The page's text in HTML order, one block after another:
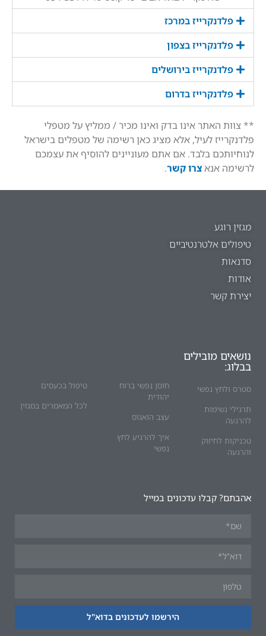
פלדנקרייז במרכז
פלדנקרייז בצפון
פלדנקרייז בירושלים
פלדנקרייז בדרום
** צוות האתר אינו בדק ואינו מכיר / ממליץ על מטפלי
פלדנקרייז לעיל, אלא מציג כאן רשימה של מטפלים בישראל
לנוחיותכם בלבד. אם אתם מעוניינים להוסיף את עצמכם
לרשימה אנאצרו קשר.
מגזין רוגע
טיפולים אלטרנטיביים
סדנאות
אודות
יצירת קשר
נושאים מובילים
בבלוג:
סטרס ולחץ נפשי
תרגילי נשימות
להרגעה
טכניקות לחיזוק
והרגעה
חוסן נפשי ברוח
יהודית
עצב הואגוס
איך להרגיע לחץ
נפשי
טיפול בכעסים
לכל המאמרים במגזין
אהבתם? קבלו עדכונים במייל
הירשמו לעדכונים בדוא"ל